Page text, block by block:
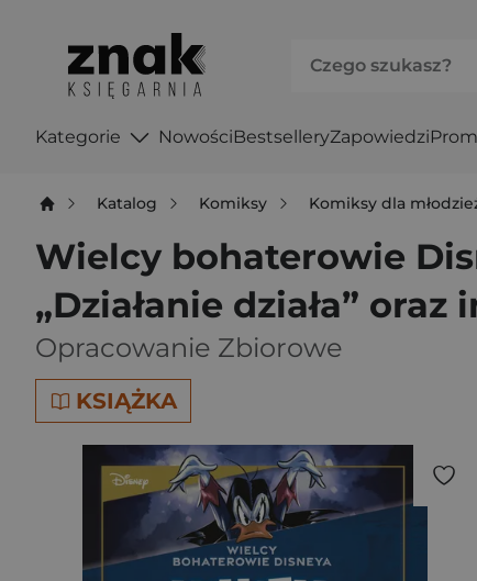
Kategorie NowościBestselleryZapowiedzi
Katalog Komiksy Komiksy dla
Wielcy bohaterowie
„Działanie działa”
Opracowanie Zbiorowe
KSIĄŻKA